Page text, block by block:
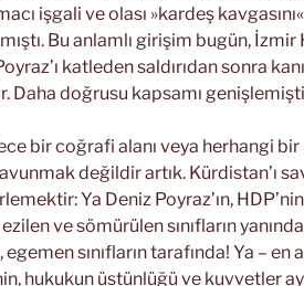
işgali ve olası »kardeş kavgasını«
Bu anlamlı girişim bugün, İzmir
katleden saldırıdan sonra
Daha doğrusu kapsamı
bir coğrafi alanı veya herhangi bir
değildir artık. Kürdistan’ı
Ya Deniz Poyraz’ın,
ve sömürülen sınıfların yanında
sınıfların tarafında! Ya – en
hukukun üstünlüğü ve kuvvetler